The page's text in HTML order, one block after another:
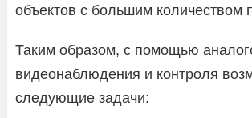
объектов с большим количеством
Таким образом, с помощью
видеонаблюдения и контроля
следующие задачи: